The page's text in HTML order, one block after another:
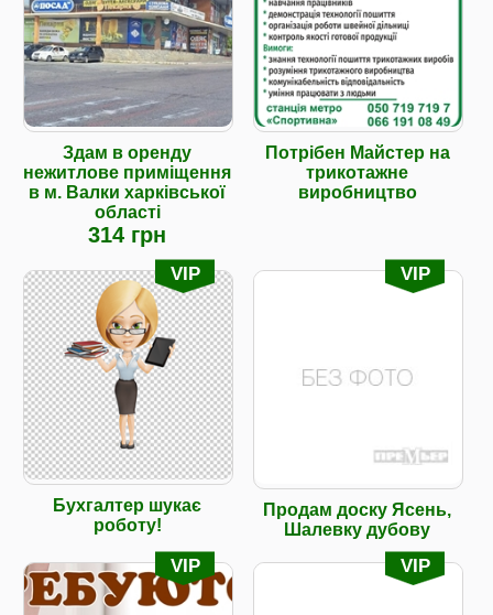
Здам в оренду
нежитлове приміщення
в м. Валки харківської
області
314 грн
Потрібен Майстер на
трикотажне
виробництво
VIP
Бухгалтер шукає
роботу!
VIP
Продам доску Ясень,
Шалевку дубову
VIP VIP